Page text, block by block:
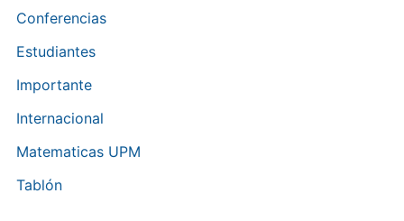
Conferencias
Estudiantes
Importante
Internacional
Matematicas UPM
Tablón